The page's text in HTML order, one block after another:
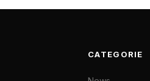
CATEGORIE